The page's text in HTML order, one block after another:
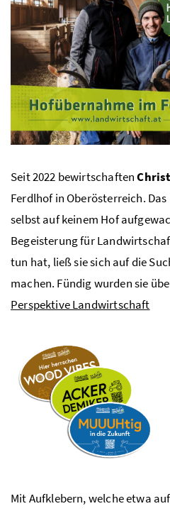
Seit 2022 bewirtschaften
Ferdlhof in Oberösterreich. Das
selbst auf keinem Hof
Begeisterung für
tun hat, ließ sie sich auf die
machen. Fündig wurden sie
Perspektive Landwirtschaft
Mit Aufklebern, welche etwa